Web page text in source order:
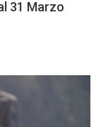
31 Marzo